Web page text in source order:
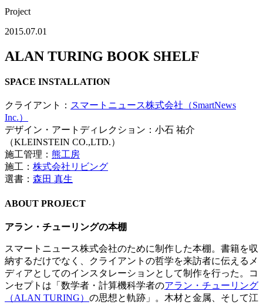
Project
2015.07.01
ALAN TURING BOOK SHELF
SPACE INSTALLATION
クライアント： スマートニュース株式会社（SmartNews
Inc.）
デザイン・アートディレクション：小石 祐介
（KLEINSTEIN CO.,LTD.）
施工管理： 熊工房
施工： 株式会社リビング
選書： 森田 真生
ABOUT PROJECT
アラン・チューリングの本棚
スマートニュース株式会社のために制作した本棚。書籍を収
納するだけでなく、クライアントの哲学を来訪者に伝えるメ
ディアとしてのインスタレーションとして制作を行った。コ
ンセプトは「数学者・計算機科学者のアラン・チューリング
（ALAN TURING） の思想と軌跡」。木材と金属、そして江